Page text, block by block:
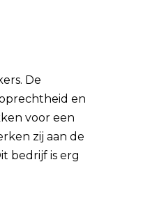
De
en
voor een
zij aan de
bedrijf is erg